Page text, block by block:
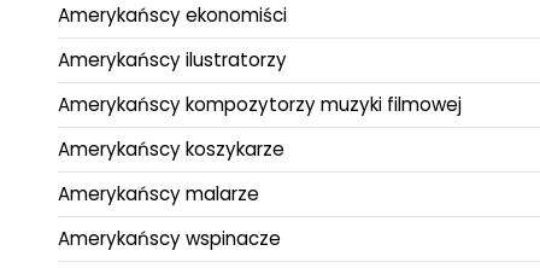
Amerykańscy ekonomiści
Amerykańscy ilustratorzy
Amerykańscy kompozytorzy muzyki filmowej
Amerykańscy koszykarze
Amerykańscy malarze
Amerykańscy wspinacze